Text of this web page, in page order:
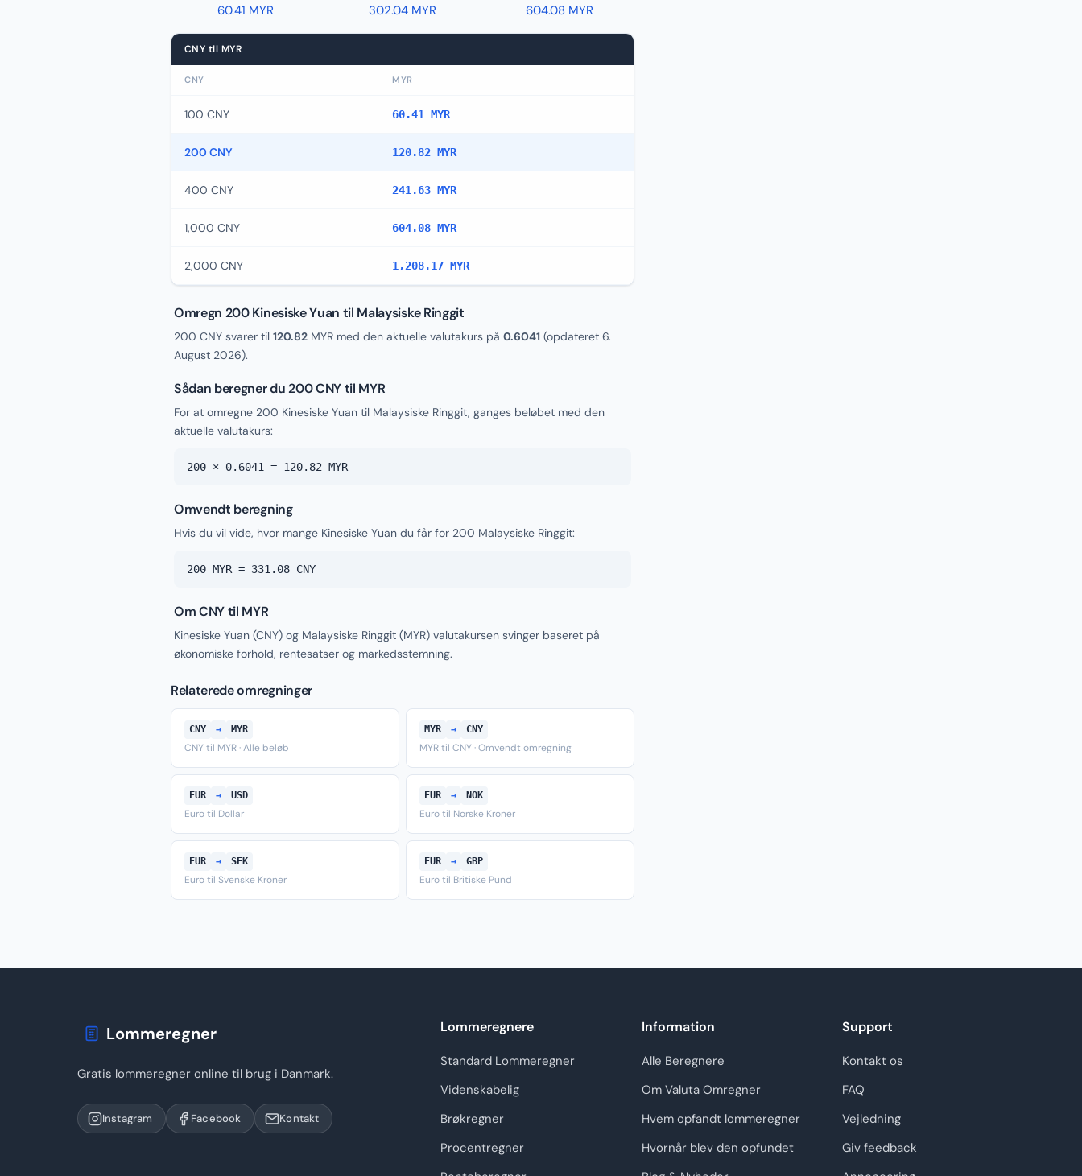
60.41 MYR
302.04 MYR
604.08 MYR
CNY til MYR
CNY MYR
100 CNY 60.41 MYR
200 CNY 120.82 MYR
400 CNY 241.63 MYR
1,000 CNY 604.08 MYR
2,000 CNY 1,208.17 MYR
Omregn 200 Kinesiske Yuan til Malaysiske Ringgit
200 CNY svarer til 120.82 MYR med den aktuelle valutakurs på 0.6041 (opdateret 6.
August 2026).
Sådan beregner du 200 CNY til MYR
For at omregne 200 Kinesiske Yuan til Malaysiske Ringgit, ganges beløbet med den
aktuelle valutakurs:
200 × 0.6041 = 120.82 MYR
Omvendt beregning
Hvis du vil vide, hvor mange Kinesiske Yuan du får for 200 Malaysiske Ringgit:
200 MYR = 331.08 CNY
Om CNY til MYR
Kinesiske Yuan (CNY) og Malaysiske Ringgit (MYR) valutakursen svinger baseret på
økonomiske forhold, rentesatser og markedsstemning.
Relaterede omregninger
CNY → MYR
CNY til MYR · Alle beløb
MYR → CNY
MYR til CNY · Omvendt omregning
EUR → USD
Euro til Dollar
EUR → NOK
Euro til Norske Kroner
EUR → SEK
Euro til Svenske Kroner
EUR → GBP
Euro til Britiske Pund
Lommeregner
Gratis lommeregner online til brug i Danmark.
Instagram Facebook Kontakt
Lommeregnere
Standard Lommeregner
Videnskabelig
Brøkregner
Procentregner
Information
Alle Beregnere
Om Valuta Omregner
Hvem opfandt lommeregner
Hvornår blev den opfundet
Support
Kontakt os
FAQ
Vejledning
Giv feedback